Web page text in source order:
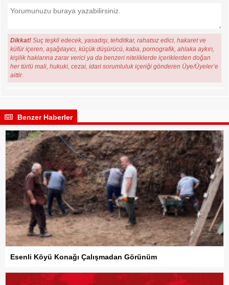
Dikkat! Suç teşkil edecek, yasadışı, tehditkar, rahatsız edici, hakaret ve
küfür içeren, aşağılayıcı, küçük düşürücü, kaba, pornografik, ahlaka aykırı,
kişilik haklarına zarar verici ya da benzeri niteliklerde içeriklerden doğan
her türlü mali, hukuki, cezai, idari sorumluluk içeriği gönderen Üye/Üyeler’e
aittir.
Benzer Haberler
Esenli Köyü Konağı Çalışmadan Görünüm